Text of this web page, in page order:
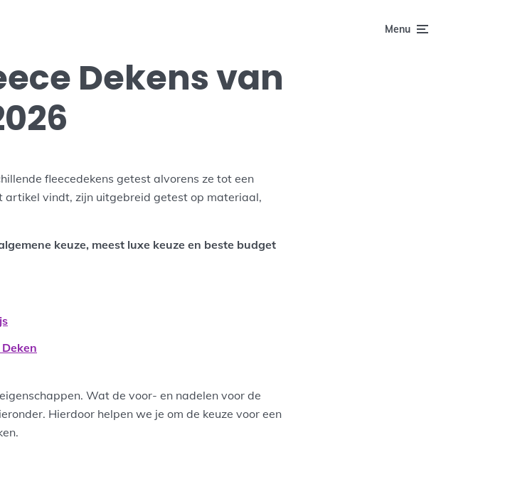
Menu
Dekens van
fleecedekens getest alvorens ze tot een
artikel vindt, zijn uitgebreid getest op materiaal,
keuze, meest luxe keuze en beste budget
Wat de voor- en nadelen voor de
Hierdoor helpen we je om de keuze voor een